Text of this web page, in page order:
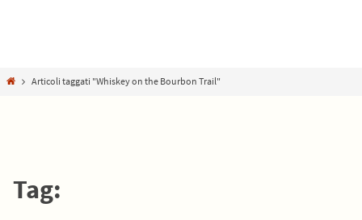
HomeArticoli taggati "Whiskey on the Bourbon Trail"
Tag: